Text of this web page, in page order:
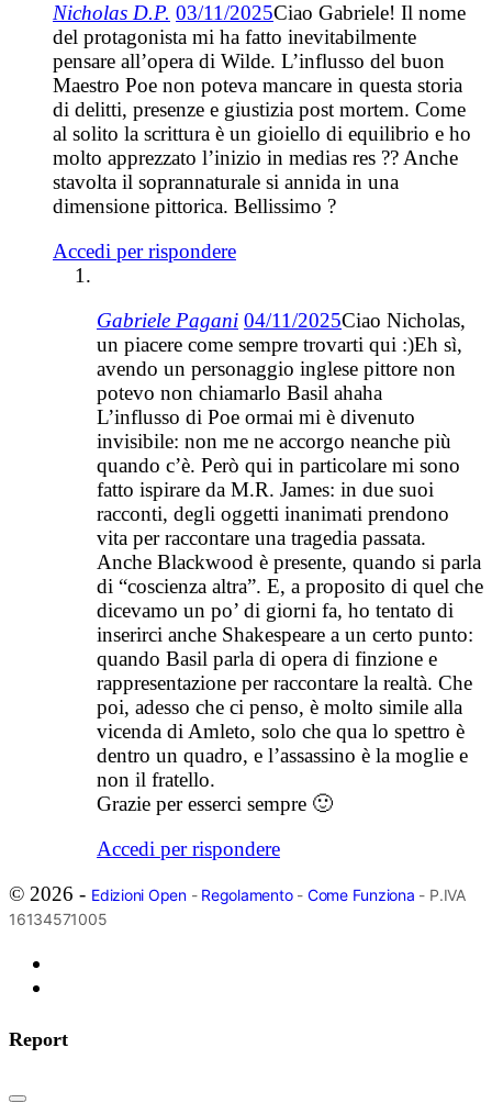
Nicholas D.P. 03/11/2025Ciao Gabriele! Il nome
del protagonista mi ha fatto inevitabilmente
pensare all’opera di Wilde. L’influsso del buon
Maestro Poe non poteva mancare in questa storia
di delitti, presenze e giustizia post mortem. Come
al solito la scrittura è un gioiello di equilibrio e ho
molto apprezzato l’inizio in medias res ?? Anche
stavolta il soprannaturale si annida in una
dimensione pittorica. Bellissimo ?
Accedi per rispondere
Gabriele Pagani 04/11/2025Ciao Nicholas,
un piacere come sempre trovarti qui :)Eh sì,
avendo un personaggio inglese pittore non
potevo non chiamarlo Basil ahaha
L’influsso di Poe ormai mi è divenuto
invisibile: non me ne accorgo neanche più
quando c’è. Però qui in particolare mi sono
fatto ispirare da M.R. James: in due suoi
racconti, degli oggetti inanimati prendono
vita per raccontare una tragedia passata.
Anche Blackwood è presente, quando si parla
di “coscienza altra”. E, a proposito di quel che
dicevamo un po’ di giorni fa, ho tentato di
inserirci anche Shakespeare a un certo punto:
quando Basil parla di opera di finzione e
rappresentazione per raccontare la realtà. Che
poi, adesso che ci penso, è molto simile alla
vicenda di Amleto, solo che qua lo spettro è
dentro un quadro, e l’assassino è la moglie e
non il fratello.
Grazie per esserci sempre 🙂
Accedi per rispondere
© 2026 - Edizioni Open- Regolamento- Come Funziona - P.IVA
16134571005
Report